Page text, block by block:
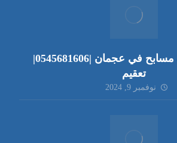
شركة تنظيف مسابح في عجمان |0545681606|
تعقيم
نوفمبر 9, 2024